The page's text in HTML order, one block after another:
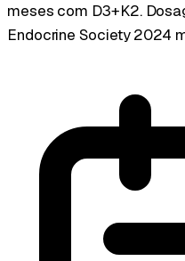
meses com D3+K2.
Endocrine Society 2024